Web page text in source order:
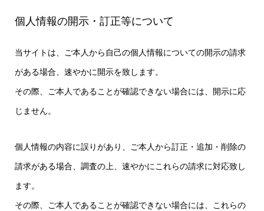
個人情報の開示・訂正等について
当サイトは、ご本人から自己の個人情報についての開示の請求
がある場合、速やかに開示を致します。
その際、ご本人であることが確認できない場合には、開示に応
じません。
個人情報の内容に誤りがあり、ご本人から訂正・追加・削除の
請求がある場合、調査の上、速やかにこれらの請求に対応致し
ます。
その際、ご本人であることが確認できない場合には、これらの